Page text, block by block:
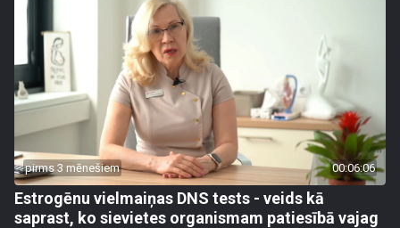
pirms 3 mēnešiem 00:06:06
Estrogēnu vielmaiņas DNS tests - veids kā
saprast, ko sievietes organismam patiesībā vajag